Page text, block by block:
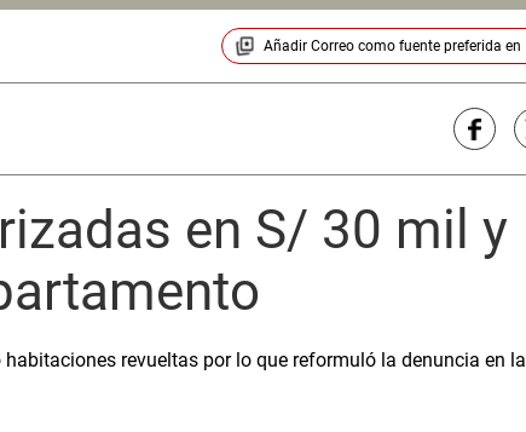
Añadir Correocomo fuente preferida en
en S/ 30 mil y
revueltas por lo que reformuló la denuncia en la